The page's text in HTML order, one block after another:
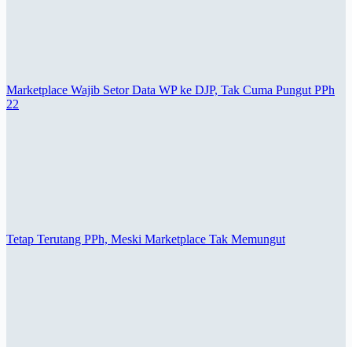
Marketplace Wajib Setor Data WP ke DJP, Tak Cuma Pungut PPh
22
Tetap Terutang PPh, Meski Marketplace Tak Memungut